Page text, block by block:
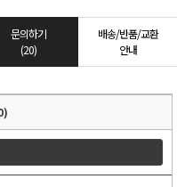
문의하기
(20)
배송/반품/교환
안내